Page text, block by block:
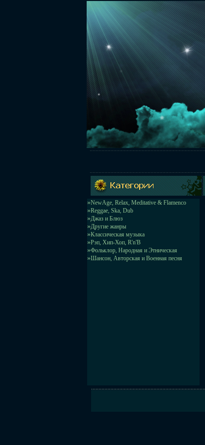
»NewAge, Relax, Meditative & Flamenco
»Reggae, Ska, Dub
»Джаз и Блюз
»Другие жанры
»Классическая музыка
»Рэп, Хип-Хоп, R'n'B
»Фольклор, Народная и Этническая
»Шансон, Авторская и Военная песня